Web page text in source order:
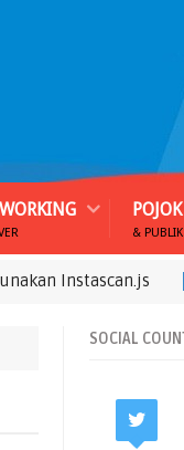
& PUBLIK
Instascan.js Blog
SOCIAL